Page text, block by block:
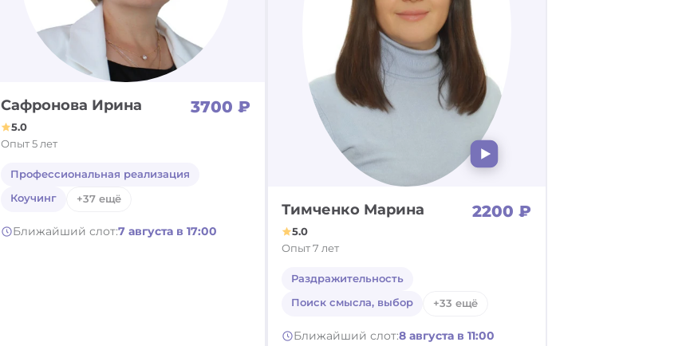
Сафронова Ирина 3700 ₽
5.0
Опыт 5 лет
Профессиональная реализация
Коучинг
+37 ещё
Ближайший слот:7 августа в 17:00
Тимченко Марина 2200 ₽
5.0
Опыт 7 лет
Раздражительность
Поиск смысла, выбор
+33 ещё
Ближайший слот:8 августа в 11:00